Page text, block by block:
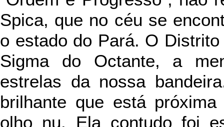
Spica, que no céu se
o estado do Pará. O
Sigma do Octante, a
estrelas da nossa
brilhante que está
olho nu. Ela contudo foi